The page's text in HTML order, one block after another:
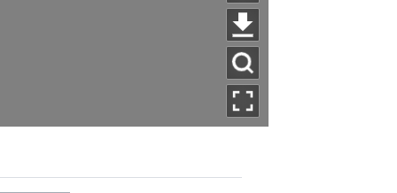
模
立
绘
语
音